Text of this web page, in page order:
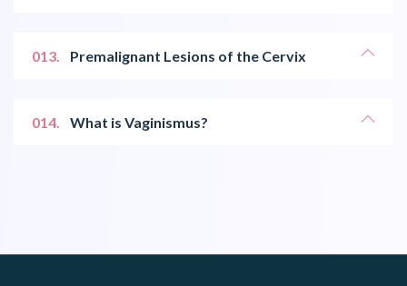
013. Premalignant Lesions of the Cervix
014. What is Vaginismus?